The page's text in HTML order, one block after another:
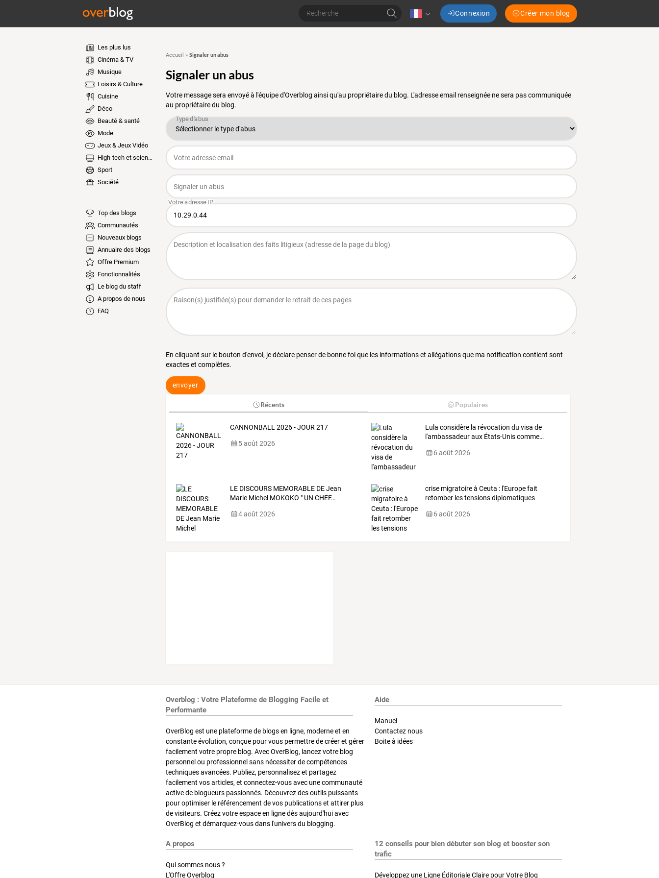
Connexion Créer mon blog
Les plus lus
Cinéma & TV
Musique
Loisirs & Culture
Cuisine
Déco
Beauté & santé
Mode
Jeux & Jeux Vidéo
High-tech et sciences
Sport
Société
Top des blogs
Communautés
Nouveaux blogs
Annuaire des blogs
Offre Premium
Fonctionnalités
Le blog du staff
A propos de nous
FAQ
Accueil » Signaler un abus
Signaler un abus
Votre message sera envoyé à l'équipe d'Overblog ainsi qu'au propriétaire du blog. L'adresse email renseignée ne sera pas communiquée
au propriétaire du blog.
En cliquant sur le bouton d'envoi, je déclare penser de bonne foi que les informations et allégations que ma notification contient sont
exactes et complètes.
envoyer
Récents Populaires
CANNONBALL 2026 - JOUR 217
5 août 2026
Lula considère la révocation du visa de
l'ambassadeuraux États-Uniscomme…
6 août 2026
LEDISCOURSMEMORABLEDEJean
MarieMichel MOKOKO "UN CHEF…
4 août 2026
crise migratoire à Ceuta : l'Europe fait
retomber les tensions diplomatiques
6 août 2026
Overblog : Votre Plateforme de Blogging Facile et
Performante
OverBlog est une plateforme de blogs en ligne, moderne et en
constante évolution, conçue pour vous permettre de créer et gérer
facilement votre propre blog. Avec OverBlog, lancez votre blog
personnel ou professionnel sans nécessiter de compétences
techniques avancées. Publiez, personnalisez et partagez
facilement vos articles, et connectez-vous avec une communauté
active de blogueurs passionnés. Découvrez des outils puissants
pour optimiser le référencement de vos publications et attirer plus
de visiteurs. Créez votre espace en ligne dès aujourd'hui avec
OverBlog et démarquez-vous dans l'univers du blogging.
Aide
Manuel
Contactez nous
Boite à idées
A propos
Qui sommes nous ?
L'Offre Overblog
12 conseils pour bien débuter son blog et booster son
trafic
Développez une Ligne Éditoriale Claire pour Votre Blog